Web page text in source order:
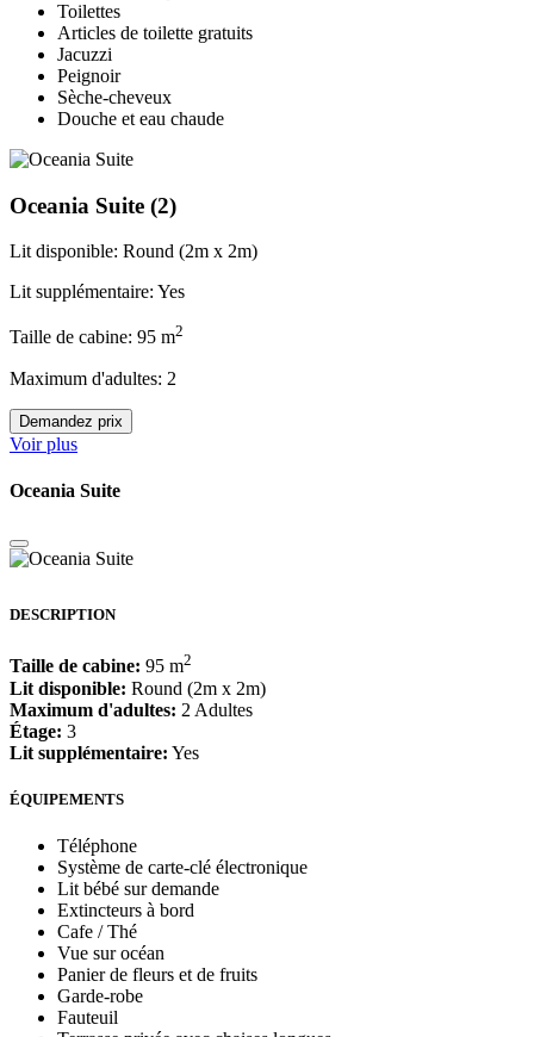
Toilettes
Articles de toilette gratuits
Jacuzzi
Peignoir
Sèche-cheveux
Douche et eau chaude
Oceania Suite (2)
Lit disponible: Round (2m x 2m)
Lit supplémentaire: Yes
Taille de cabine: 95 m2
Maximum d'adultes: 2
Demandez prix
Voir plus
Oceania Suite
DESCRIPTION
Taille de cabine: 95 m2
Lit disponible: Round (2m x 2m)
Maximum d'adultes: 2 Adultes
Étage: 3
Lit supplémentaire: Yes
ÉQUIPEMENTS
Téléphone
Système de carte-clé électronique
Lit bébé sur demande
Extincteurs à bord
Cafe / Thé
Vue sur océan
Panier de fleurs et de fruits
Garde-robe
Fauteuil